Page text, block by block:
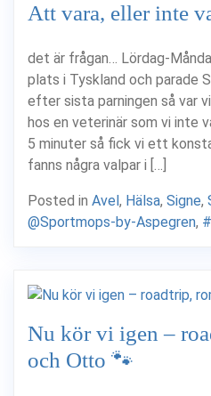
Att vara, eller inte
det är frågan… Lördag-
plats i Tyskland och parade
efter sista parningen så var
hos en veterinär som vi inte
5 minuter så fick vi ett
fanns några valpar i […]
Posted in Avel , Hälsa, Signe,
@Sportmops-by-Aspegren,
Nu kör vi igen –
och Otto 🐾